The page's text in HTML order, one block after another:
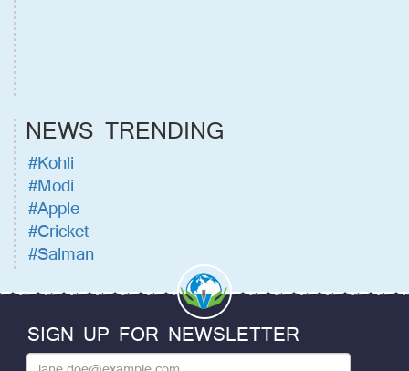
NEWS TRENDING
#Kohli
#Modi
#Apple
#Cricket
#Salman
SIGN UP FOR NEWSLETTER